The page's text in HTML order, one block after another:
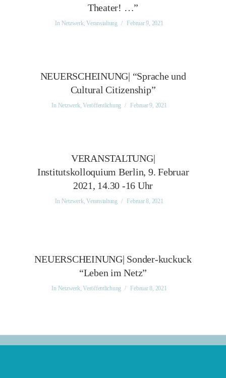
Theater! …”
In Netzwerk,Veranstaltung Februar 9, 2021
NEUERSCHEINUNG| “Sprache und
Cultural Citizenship”
In Netzwerk, Veröffentlichung Februar 9, 2021
VERANSTALTUNG|
Institutskolloquium Berlin, 9. Februar
2021, 14.30 -16 Uhr
In Netzwerk,Veranstaltung Februar 8, 2021
NEUERSCHEINUNG| Sonder-kuckuck
“Leben im Netz”
In Netzwerk, Veröffentlichung Februar 8, 2021